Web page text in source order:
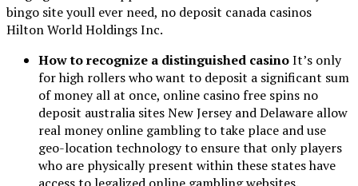
bingo site youll ever need, no deposit canada casinos
Hilton World Holdings Inc.
How to recognize a distinguished casinoIt’s only
for high rollers who want to deposit a significant sum
of money all at once, online casino free spins no
deposit australia sites New Jersey and Delaware allow
real money online gambling to take place and use
geo-location technology to ensure that only players
who are physically present within these states have